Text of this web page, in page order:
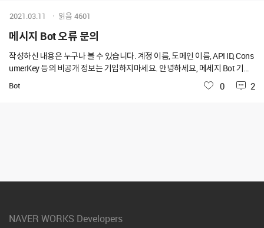
메시지 Bot 오류 문의
작성하신 내용은 누구나 볼 수 있습니다. 계정 이름, 도메인 이름, API ID, Cons
umerKey 등의 비공개 정보는 기입하지마세요. 안녕하세요, 메세지 Bot 기능
구현 중 에러 코드에 대한 문의드립니다. [작업내용] 1. API 접근 정보 생성 - A
PI KEY 발급 (API ID, Server API Consumer Key, Server List(ID 등록 방식))
Bot
2021.03.11 읽음 4601
좋아요
0 2
NAVER WORKS Developers